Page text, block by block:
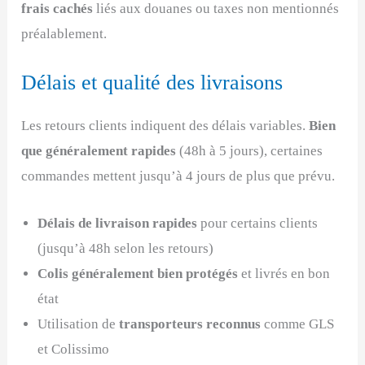
frais cachés liés aux douanes ou taxes non mentionnés
préalablement.
Délais et qualité des livraisons
Les retours clients indiquent des délais variables.Bien
que généralement rapides (48h à 5 jours), certaines
commandes mettent jusqu’à 4 jours de plus que prévu.
Délais de livraison rapides pour certains clients
(jusqu’à 48h selon les retours)
Colis généralement bien protégés et livrés en bon
état
Utilisation detransporteurs reconnus comme GLS
et Colissimo